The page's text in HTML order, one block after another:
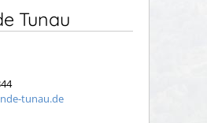
Tunau
tunau.de